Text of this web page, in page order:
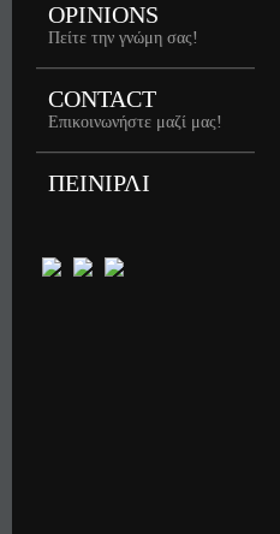
OPINIONS
Πείτε την γνώμη σας!
CONTACT
Επικοινωνήστε μαζί μας!
ΠΕΙΝΙΡΛΙ